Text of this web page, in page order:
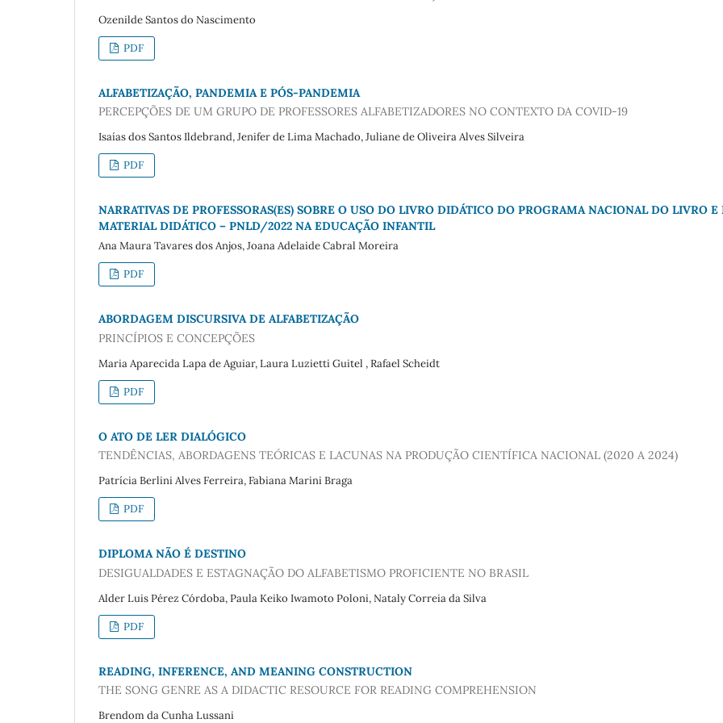
Ozenilde Santos do Nascimento
PDF
ALFABETIZAÇÃO, PANDEMIA E PÓS-PANDEMIA
PERCEPÇÕES DE UM GRUPO DE PROFESSORES ALFABETIZADORES NO CONTEXTO DA COVID-19
Isaías dos Santos Ildebrand, Jenifer de Lima Machado, Juliane de Oliveira Alves Silveira
PDF
NARRATIVAS DE PROFESSORAS(ES) SOBRE O USO DO LIVRO DIDÁTICO DO PROGRAMA NACIONAL DO LIVRO E
MATERIAL DIDÁTICO – PNLD/2022 NA EDUCAÇÃO INFANTIL
Ana Maura Tavares dos Anjos, Joana Adelaide Cabral Moreira
PDF
ABORDAGEM DISCURSIVA DE ALFABETIZAÇÃO
PRINCÍPIOS E CONCEPÇÕES
Maria Aparecida Lapa de Aguiar, Laura Luzietti Guitel , Rafael Scheidt
PDF
O ATO DE LER DIALÓGICO
TENDÊNCIAS, ABORDAGENS TEÓRICAS E LACUNAS NA PRODUÇÃO CIENTÍFICA NACIONAL (2020 A 2024)
Patrícia Berlini Alves Ferreira, Fabiana Marini Braga
PDF
DIPLOMA NÃO É DESTINO
DESIGUALDADES E ESTAGNAÇÃO DO ALFABETISMO PROFICIENTE NO BRASIL
Alder Luis Pérez Córdoba, Paula Keiko Iwamoto Poloni, Nataly Correia da Silva
PDF
READING, INFERENCE, AND MEANING CONSTRUCTION
THE SONG GENRE AS A DIDACTIC RESOURCE FOR READING COMPREHENSION
Brendom da Cunha Lussani